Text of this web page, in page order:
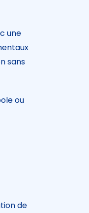
une
sans
ou
de